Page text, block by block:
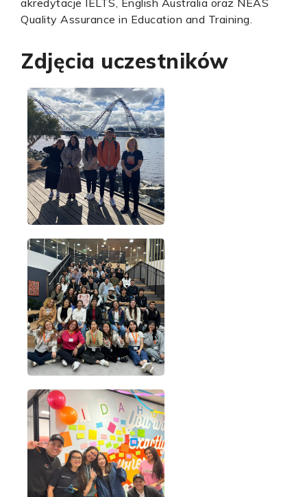
akredytacje IELTS, English Australia oraz NEAS
Quality Assurance in Education and Training.
Zdjęcia uczestników